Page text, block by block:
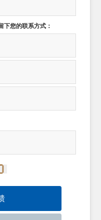
下您的联系方式：